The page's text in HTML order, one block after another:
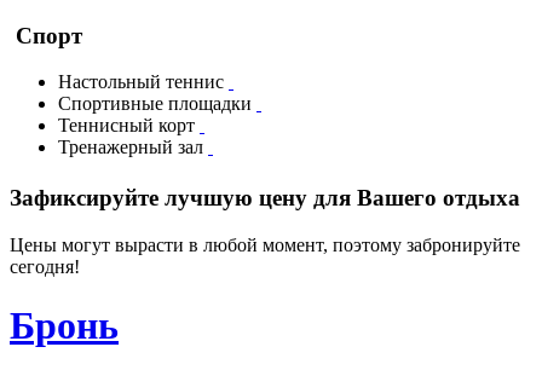
Спорт
Настольный теннис
Спортивные площадки
Теннисный корт
Тренажерный зал
Зафиксируйте лучшую цену для Вашего отдыха
Цены могут вырасти в любой момент, поэтому забронируйте
сегодня!
Бронь